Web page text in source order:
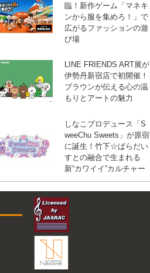
臨！新作ゲーム「マネキ
ンから服を集めろ！」で
広がるファッションの遊
び場
LINE FRIENDS ART展が
伊勢丹新宿店で初開催！
ブラウンが伝える心の温
もりとアートの魅力
しなこプロデュース「S
weeChu Sweets」が原宿
に誕生！竹下☆ぱらだい
すとの融合で生まれる
新“カワイイ”カルチャー